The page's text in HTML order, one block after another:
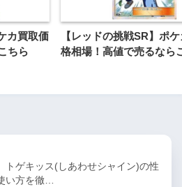
カ買取価
ちら
【レッドの挑戦SR】ポ
格相場！高値で売るなら
トゲキッス(しあわせシャイン)の性
い方を徹…